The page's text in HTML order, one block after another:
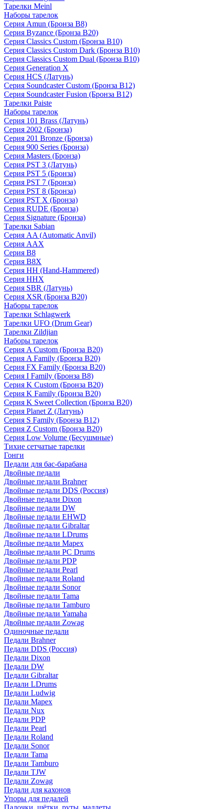
Тарелки Meinl
Наборы тарелок
Серия Amun (Бронза B8)
Серия Byzance (Бронза B20)
Серия Classics Custom (Бронза B10)
Серия Classics Custom Dark (Бронза B10)
Серия Classics Custom Dual (Бронза B10)
Серия Generation X
Серия HCS (Латунь)
Серия Soundcaster Custom (Бронза B12)
Серия Soundcaster Fusion (Бронза B12)
Тарелки Paiste
Наборы тарелок
Серия 101 Brass (Латунь)
Серия 2002 (Бронза)
Серия 201 Bronze (Бронза)
Серия 900 Series (Бронза)
Серия Masters (Бронза)
Серия PST 3 (Латунь)
Серия PST 5 (Бронза)
Серия PST 7 (Бронза)
Серия PST 8 (Бронза)
Серия PST X (Бронза)
Серия RUDE (Бронза)
Серия Signature (Бронза)
Тарелки Sabian
Серия AA (Automatic Anvil)
Серия AAX
Серия B8
Серия B8X
Серия HH (Hand-Hammered)
Серия HHX
Серия SBR (Латунь)
Серия XSR (Бронза B20)
Наборы тарелок
Тарелки Schlagwerk
Тарелки UFO (Drum Gear)
Тарелки Zildjian
Наборы тарелок
Серия A Custom (Бронза B20)
Серия A Family (Бронза B20)
Серия FX Family (Бронза B20)
Серия I Family (Бронза B8)
Серия K Custom (Бронза B20)
Серия K Family (Бронза B20)
Серия K Sweet Collection (Бронза B20)
Серия Planet Z (Латунь)
Серия S Family (Бронза B12)
Серия Z Custom (Бронза B20)
Серия Low Volume (Бесушмные)
Тихие сетчатые тарелки
Гонги
Педали для бас-барабана
Двойные педали
Двойные педали Brahner
Двойные педали DDS (Россия)
Двойные педали Dixon
Двойные педали DW
Двойные педали EHWD
Двойные педали Gibraltar
Двойные педали LDrums
Двойные педали Mapex
Двойные педали PC Drums
Двойные педали PDP
Двойные педали Pearl
Двойные педали Roland
Двойные педали Sonor
Двойные педали Tama
Двойные педали Tamburo
Двойные педали Yamaha
Двойные педали Zowag
Одиночные педали
Педали Brahner
Педали DDS (Россия)
Педали Dixon
Педали DW
Педали Gibraltar
Педали LDrums
Педали Ludwig
Педали Mapex
Педали Nux
Педали PDP
Педали Pearl
Педали Roland
Педали Sonor
Педали Tama
Педали Tamburo
Педали TJW
Педали Zowag
Педали для кахонов
Упоры для педалей
Палочки, щётки, руты, маллеты